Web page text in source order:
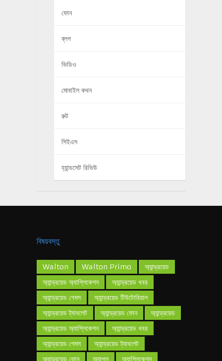
ফোন
ব্লগ
ভিডিও
মোবাইল কথন
রুট
সিইএস
হ্যান্ডসেট রিভিউ
বিষয়বস্তু
Walton Walton Primo
অ্যান্ড্রয়েড
অ্যান্ড্রয়েড অ্যাপ্লিকেশন
অ্যান্ড্রয়েড খবর
অ্যান্ড্রয়েড গেমস
অ্যান্ড্রয়েড টিউটোরিয়াল
অ্যান্ড্রয়েড ট্যাবলেট
অ্যান্ড্রয়েড ফোন
অ্যান্ড্রয়েড
অ্যান্ড্রয়েড অ্যাপ্লিকেশন
অ্যান্ড্রয়েড খবর
অ্যান্ড্রয়েড গেমস
অ্যান্ড্রয়েড ট্যাবলেট
অ্যান্ড্রয়েড ফোন
অ্যাপল অ্যাপ্লিকেশন